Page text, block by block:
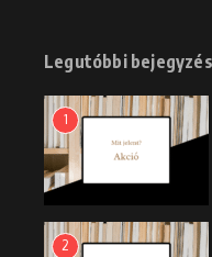
Legutóbbi
1
2